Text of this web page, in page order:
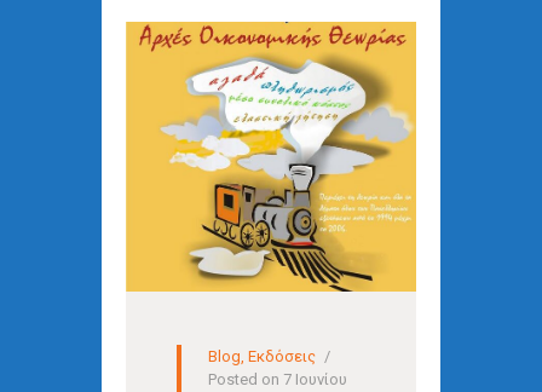
Blog,Εκδόσεις
Posted on 7 Ιουνίου